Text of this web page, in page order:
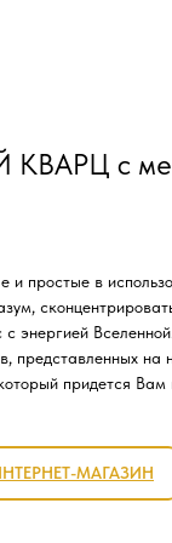
с
и простые в
энергией Вселенной.
представленных на
придется Вам
МАГАЗИН